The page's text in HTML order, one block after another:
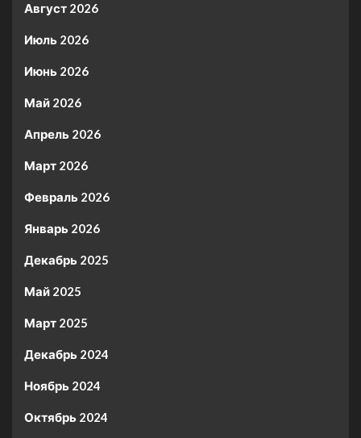
Август 2026
Июль 2026
Июнь 2026
Май 2026
Апрель 2026
Март 2026
Февраль 2026
Январь 2026
Декабрь 2025
Май 2025
Март 2025
Декабрь 2024
Ноябрь 2024
Октябрь 2024